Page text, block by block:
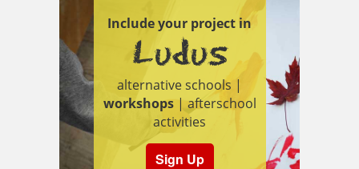
Include your project in
Ludus
alternative schools |
workshops| afterschool
activities
Sign Up